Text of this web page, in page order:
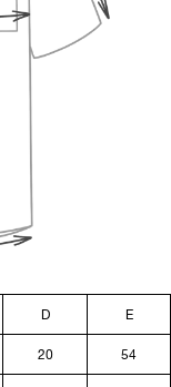
D E
20 54